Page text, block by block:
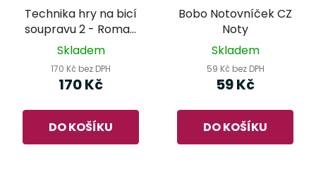
Technika hry na bicí
soupravu 2 - Roman
Kobiela
Skladem
170 Kč bez DPH
170 Kč
DO KOŠÍKU
Bobo Notovníček CZ
Noty
Skladem
59 Kč bez DPH
59 Kč
DO KOŠÍKU